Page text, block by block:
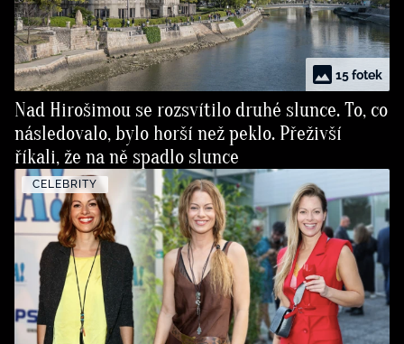
15 fotek
Nad Hirošimou se rozsvítilo druhé slunce. To, co
následovalo, bylo horší než peklo. Přeživší
říkali, že na ně spadlo slunce
CELEBRITY